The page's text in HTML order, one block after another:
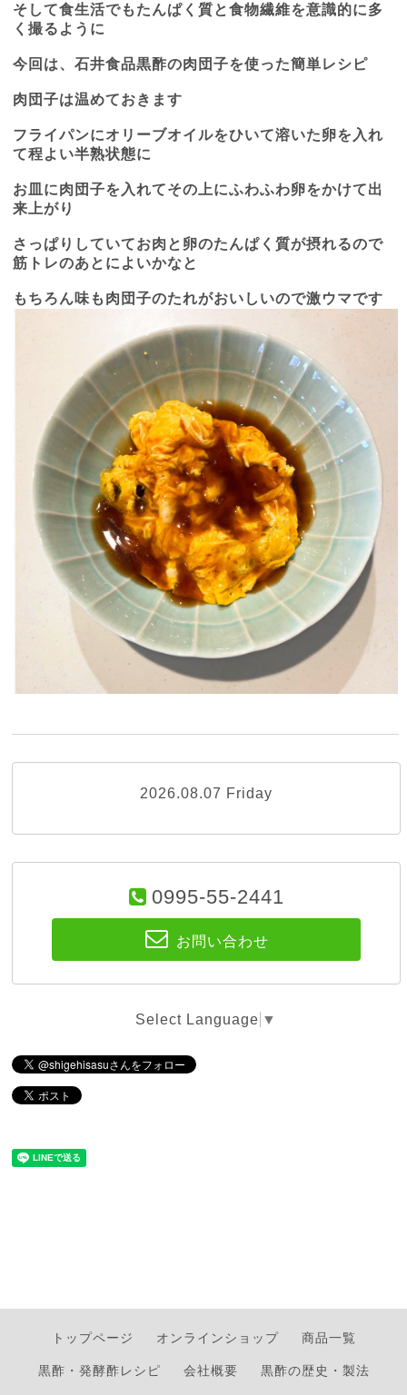
そして食生活でもたんぱく質と食物繊維を意識的に多
く撮るように
今回は、石井食品黒酢の肉団子を使った簡単レシピ
肉団子は温めておきます
フライパンにオリーブオイルをひいて溶いた卵を入れ
て程よい半熟状態に
お皿に肉団子を入れてその上にふわふわ卵をかけて出
来上がり
さっぱりしていてお肉と卵のたんぱく質が摂れるので
筋トレのあとによいかなと
もちろん味も肉団子のたれがおいしいので激ウマです
2026.08.07 Friday
0995-55-2441
お問い合わせ
Select Language ▼
トップページ オンラインショップ 商品一覧
黒酢・発酵酢レシピ 会社概要 黒酢の歴史・製法